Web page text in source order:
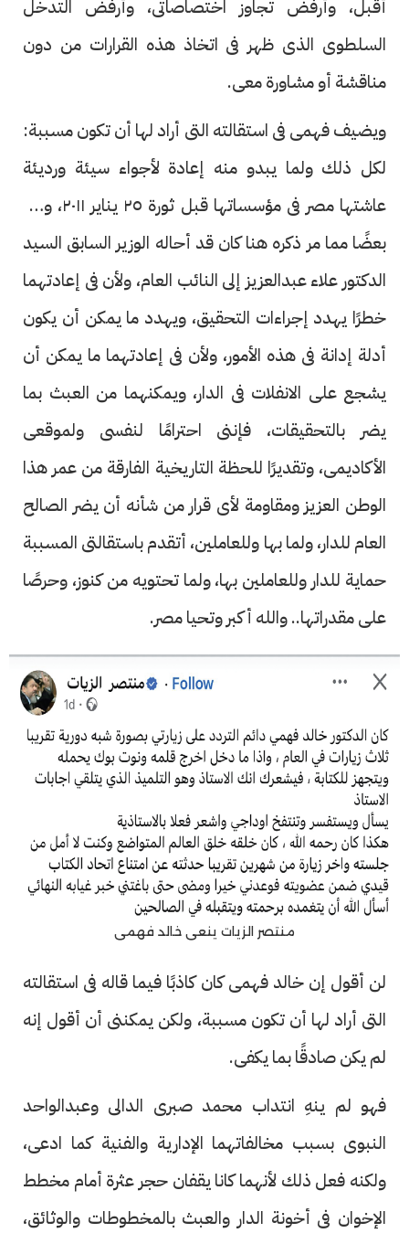
أقبل، وأرفض تجاوز اختصاصاتى، وأرفض التدخل
السلطوى الذى ظهر فى اتخاذ هذه القرارات من دون
مناقشة أو مشاورة معى.
ويضيف فهمى فى استقالته التى أراد لها أن تكون مسببة:
لكل ذلك ولما يبدو منه إعادة لأجواء سيئة ورديئة
عاشتها مصر فى مؤسساتها قبل ثورة ٢٥ يناير ٢٠١١، ولأن
بعضًا مما مر ذكره هنا كان قد أحاله الوزير السابق السيد
الدكتور علاء عبدالعزيز إلى النائب العام، ولأن فى إعادتهما
خطرًا يهدد إجراءات التحقيق، ويهدد ما يمكن أن يكون
أدلة إدانة فى هذه الأمور، ولأن فى إعادتهما ما يمكن أن
يشجع على الانفلات فى الدار، ويمكنهما من العبث بما
يضر بالتحقيقات، فإننى احترامًا لنفسى ولموقعى
الأكاديمى، وتقديرًا للحظة التاريخية الفارقة من عمر هذا
الوطن العزيز ومقاومة لأى قرار من شأنه أن يضر الصالح
العام للدار، ولما بها وللعاملين، أتقدم باستقالتى المسببة
حماية للدار وللعاملين بها، ولما تحتويه من كنوز، وحرصًا
على مقدراتها.. والله أكبر وتحيا مصر.
منتصر الزيات ينعى خالد فهمى
لن أقول إن خالد فهمى كان كاذبًا فيما قاله فى استقالته
التى أراد لها أن تكون مسببة، ولكن يمكننى أن أقول إنه
لم يكن صادقًا بما يكفى.
فهو لم ينهِ انتداب محمد صبرى الدالى وعبدالواحد
النبوى بسبب مخالفاتهما الإدارية والفنية كما ادعى،
ولكنه فعل ذلك لأنهما كانا يقفان حجر عثرة أمام مخطط
الإخوان فى أخونة الدار والعبث بالمخطوطات والوثائق،